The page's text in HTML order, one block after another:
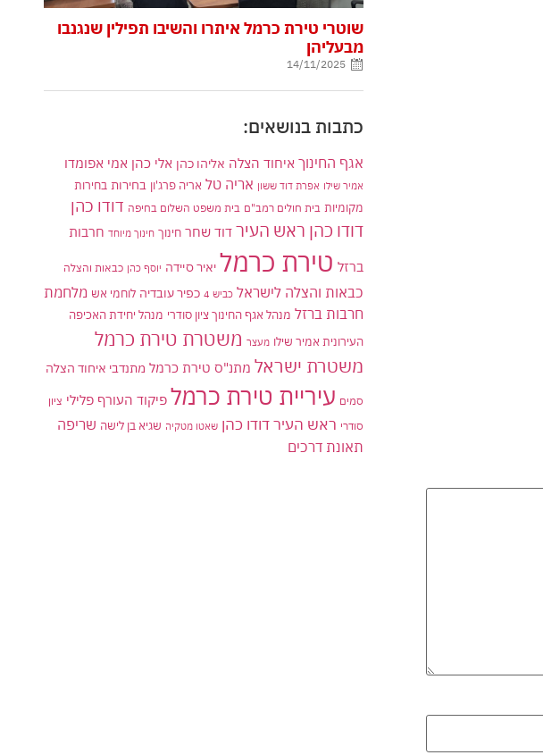
שוטרי טירת כרמל איתרו והשיבו תפילין שנגנבו
מבעליהן
14/11/2025
כתבות בנושאים:
אגף החינוך איחוד הצלה אליהו כהן אלי כהן אמי אפומדו
אמיר שילו אפרת דוד ששון אריה טל אריה פרג'ון בחירות בחירות
מקומיות בית חולים רמב"ם בית משפט השלום בחיפה דודו כהן
דודו כהן ראש העיר דוד שחר חינוך חינוך מיוחד חרבות
ברזל טירת כרמל יאיר סיידה יוסף כהן כבאות והצלה
כבאות והצלה לישראל כביש 4 כפיר עובדיה לוחמי אש מלחמת
חרבות ברזל מנהל אגף החינוך ציון סודרי מנהל יחידת האכיפה
העירונית אמיר שילו מעצר משטרת טירת כרמל
משטרת ישראל מתנ"ס טירת כרמל מתנדבי איחוד הצלה
סמים עיריית טירת כרמל פיקוד העורף פלילי ציון
סודרי ראש העיר דודו כהן שאטו מטקיה שגיא בן לישה שריפה
תאונת דרכים